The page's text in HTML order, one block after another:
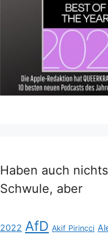
Haben auch
Schwule, aber
2022 AfD Akif Pirinçci